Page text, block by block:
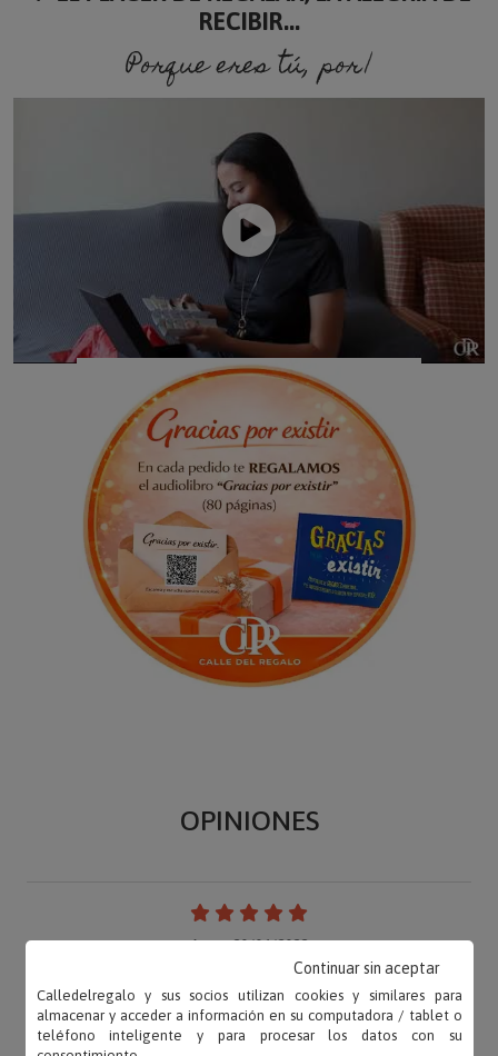
RECIBIR...
Porque eres tú, porque so
OPINIONES
Ana – 20/06/2022
«Las tazas están bien serigrafiadas, aunque son
tazas de loza normales, sin nada especial. Me
parecen...»
Calledelregalo y sus socios utilizan cookies y similares para
almacenar y acceder a información en su computadora / tablet o
teléfono inteligente y para procesar los datos con su
Continuar sin aceptar